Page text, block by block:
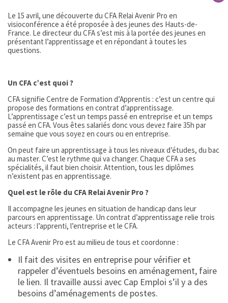
Le 15 avril, une découverte du CFA Relai Avenir Pro en
visioconférence a été proposée à des jeunes des Hauts-de-
France. Le directeur du CFA s’est mis à la portée des jeunes en
présentant l’apprentissage et en répondant à toutes les
questions.
Un CFA c’est quoi ?
CFA signifie Centre de Formation d’Apprentis : c’est un centre qui
propose des formations en contrat d’apprentissage.
L’apprentissage c’est un temps passé en entreprise et un temps
passé en CFA. Vous êtes salariés donc vous devez faire 35h par
semaine que vous soyez en cours ou en entreprise.
On peut faire un apprentissage à tous les niveaux d’études, du bac
au master. C’est le rythme qui va changer. Chaque CFA a ses
spécialités, il faut bien choisir. Attention, tous les diplômes
n’existent pas en apprentissage.
Quel est le rôle du CFA Relai Avenir Pro ?
Il accompagne les jeunes en situation de handicap dans leur
parcours en apprentissage. Un contrat d’apprentissage relie trois
acteurs : l’apprenti, l’entreprise et le CFA.
Le CFA Avenir Pro est au milieu de tous et coordonne :
Il fait des visites en entreprise pour vérifier et
rappeler d’éventuels besoins en aménagement, faire
le lien. Il travaille aussi avec Cap Emploi s’il y a des
besoins d’aménagements de postes.